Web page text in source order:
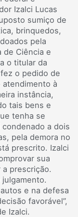
Izalci Lucas
sumiço de
brinquedos,
pela
de Ciência e
o titular da
o pedido de
atendimento à
instância,
tais bens e
tenha se
a dois
pela demora no
prescrito. Izalci
sua
prescrição.
julgamento.
e na defesa
favorável”,
Izalci.